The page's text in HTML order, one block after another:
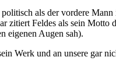
als der vordere
Feldes als sein Motto
eigenen Augen sah).
Werk und an unsere gar